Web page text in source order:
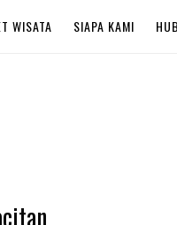
WISATA SIAPA KAMI